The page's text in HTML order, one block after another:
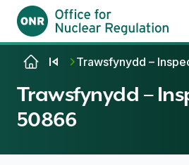
Skip to contentTrawsfynydd –
Trawsfynydd –
50866